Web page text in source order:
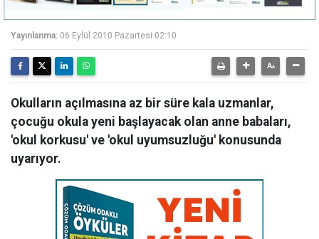
Yayınlanma: 06 Eylül 2010 Pazartesi 02:10
Okulların açılmasına az bir süre kala uzmanlar,
çocuğu okula yeni başlayacak olan anne babaları,
'okul korkusu' ve 'okul uyumsuzluğu' konusunda
uyarıyor.